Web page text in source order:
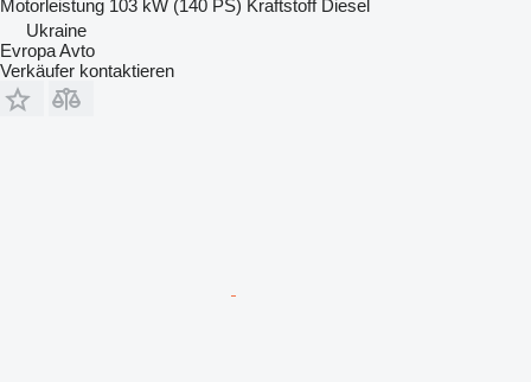
Motorleistung 103 kW (140 PS) Kraftstoff Diesel
Ukraine
Evropa Avto
Verkäufer kontaktieren